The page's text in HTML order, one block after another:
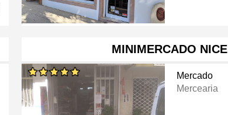
MINIMERCADO NICE
Mercado
Mercearia